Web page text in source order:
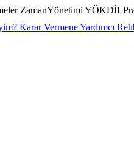
ZamanYönetimi
Karar Vermene Yardımcı